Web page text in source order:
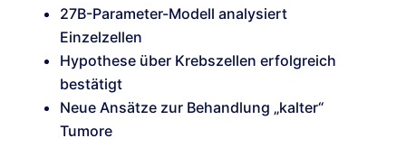
27B-Parameter-Modell analysiert
Einzelzellen
Hypothese über Krebszellen erfolgreich
bestätigt
Neue Ansätze zur Behandlung „kalter“
Tumore